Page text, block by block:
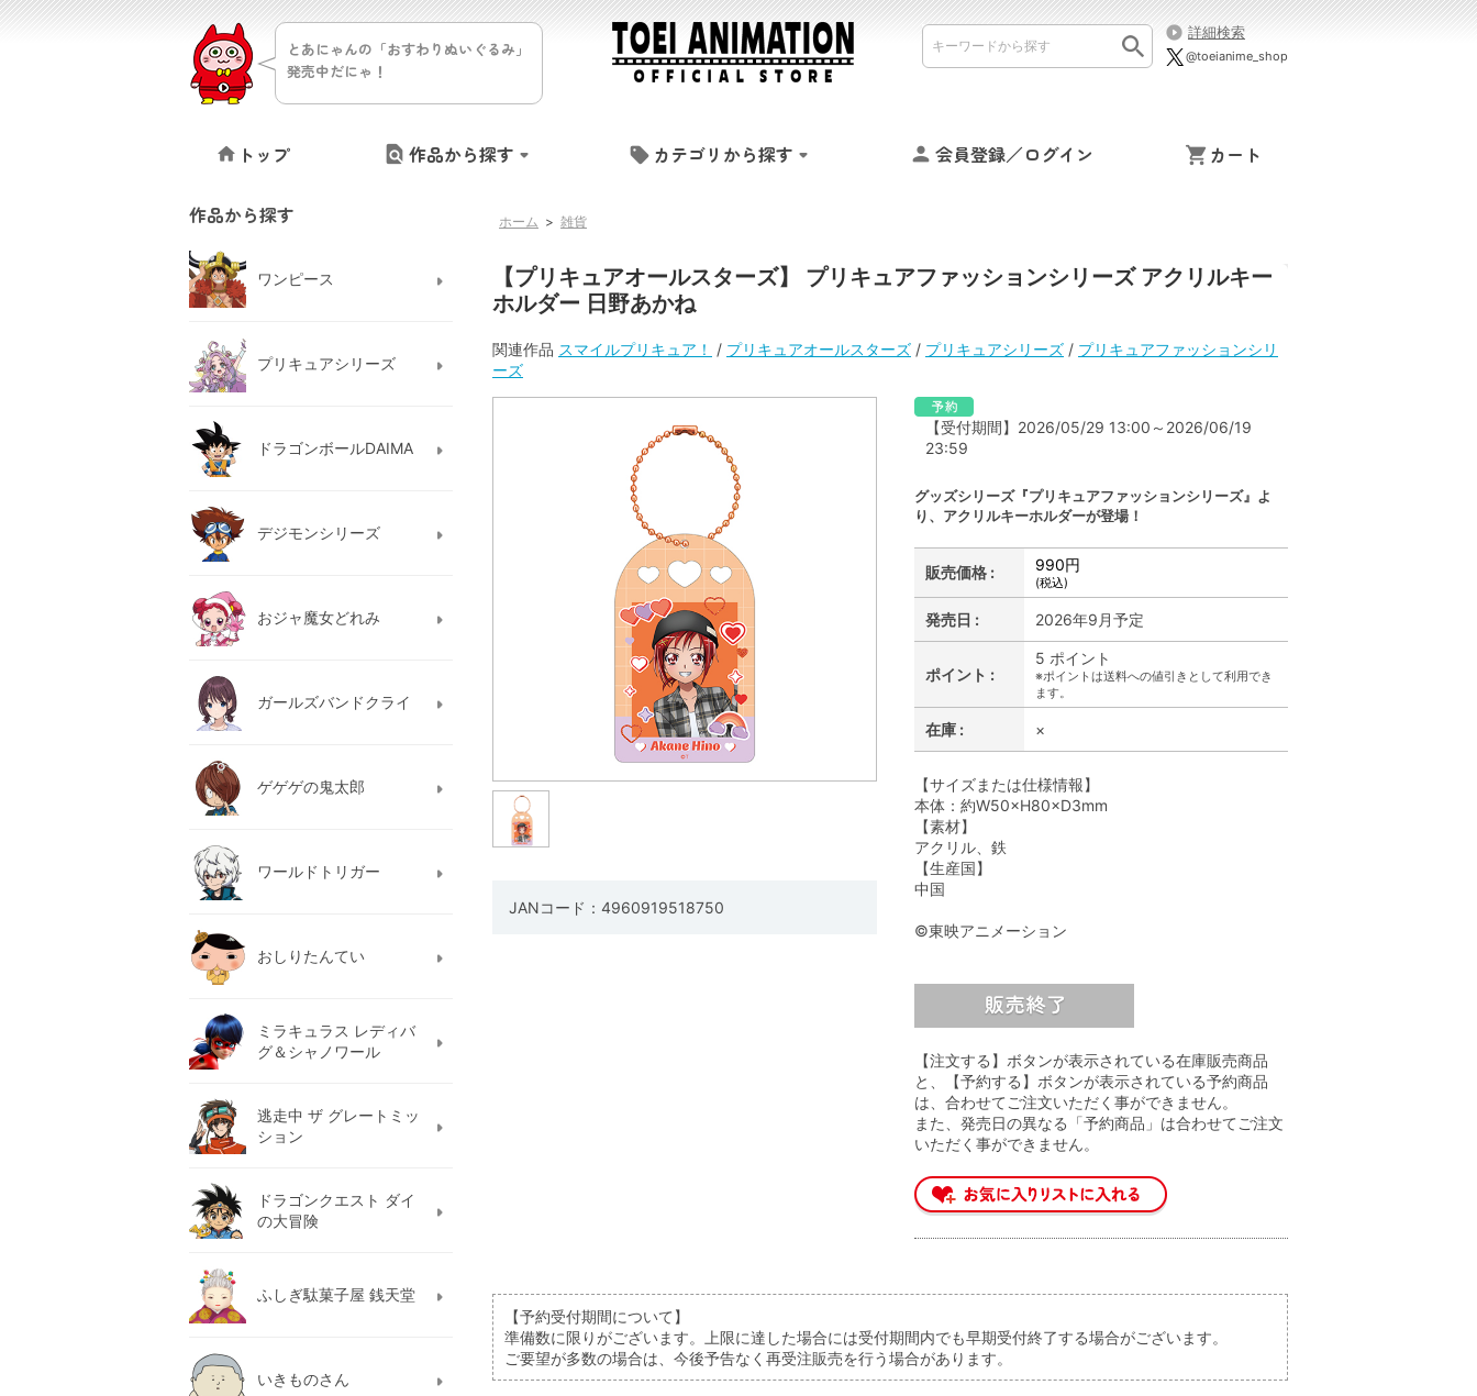
とあにゃんの「おすわりぬいぐるみ」
発売中だにゃ！
詳細検索
@toeianime_shop
トップ 作品から探す カテゴリから探す 会員登録／ログイン カート
ホーム > 雑貨
【プリキュアオールスターズ】 プリキュアファッションシリーズ アクリルキー
ホルダー 日野あかね
関連作品 スマイルプリキュア！ / プリキュアオールスターズ / プリキュアシリーズ / プリキュアファッションシリ
ーズ
JANコード：4960919518750
【受付期間】2026/05/29 13:00～2026/06/19
23:59
グッズシリーズ『プリキュアファッションシリーズ』よ
り、アクリルキーホルダーが登場！
販売価格 : 990円
(税込)
発売日 : 2026年9月予定
ポイント :
5 ポイント
※ポイントは送料への値引きとして利用でき
ます。
在庫 : ×
【サイズまたは仕様情報】
本体：約W50×H80×D3mm
【素材】
アクリル、鉄
【生産国】
中国
©東映アニメーション
【注文する】ボタンが表示されている在庫販売商品
と、【予約する】ボタンが表示されている予約商品
は、合わせてご注文いただく事ができません。
また、発売日の異なる「予約商品」は合わせてご注文
いただく事ができません。
【予約受付期間について】
準備数に限りがございます。上限に達した場合には受付期間内でも早期受付終了する場合がございます。
ご要望が多数の場合は、今後予告なく再受注販売を行う場合があります。
作品から探す
ワンピース
プリキュアシリーズ
ドラゴンボールDAIMA
デジモンシリーズ
おジャ魔女どれみ
ガールズバンドクライ
ゲゲゲの鬼太郎
ワールドトリガー
おしりたんてい
ミラキュラス レディバ
グ＆シャノワール
逃走中 ザ グレートミッ
ション
ドラゴンクエスト ダイ
の大冒険
ふしぎ駄菓子屋 銭天堂
いきものさん